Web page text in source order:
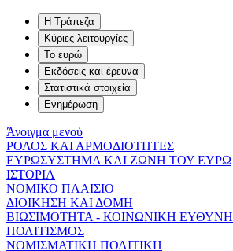
Η Τράπεζα
Κύριες λειτουργίες
Το ευρώ
Εκδόσεις και έρευνα
Στατιστικά στοιχεία
Ενημέρωση
Άνοιγμα μενού
ΡΟΛΟΣ ΚΑΙ ΑΡΜΟΔΙΟΤΗΤΕΣ
ΕΥΡΩΣΥΣΤΗΜΑ ΚΑΙ ΖΩΝΗ ΤΟΥ ΕΥΡΩ
ΙΣΤΟΡΙΑ
ΝΟΜΙΚΟ ΠΛΑΙΣΙΟ
ΔΙΟΙΚΗΣΗ ΚΑΙ ΔΟΜΗ
ΒΙΩΣΙΜΟΤΗΤΑ - ΚΟΙΝΩΝΙΚΗ ΕΥΘΥΝΗ
ΠΟΛΙΤΙΣΜΟΣ
ΝΟΜΙΣΜΑΤΙΚΗ ΠΟΛΙΤΙΚΗ